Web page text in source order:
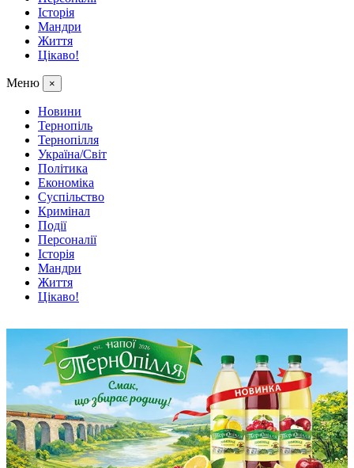
Історія
Мандри
Життя
Цікаво!
Меню ×
Новини
Тернопіль
Тернопілля
Україна/Світ
Політика
Економіка
Суспільство
Кримінал
Події
Персоналії
Історія
Мандри
Життя
Цікаво!